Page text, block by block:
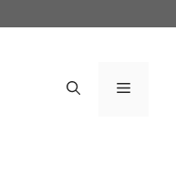
Menu